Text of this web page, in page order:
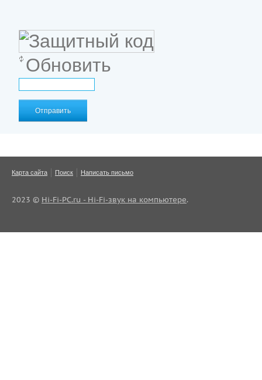
Обновить
Отправить
Карта сайта Поиск Написать письмо
2023 © Hi-Fi-PC.ru - Hi-Fi-звук на компьютере.